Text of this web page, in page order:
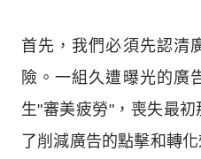
首先，我們必須先認清
險。一組久遭曝光的廣
生"審美疲勞"，喪失最
了削減廣告的點擊和轉